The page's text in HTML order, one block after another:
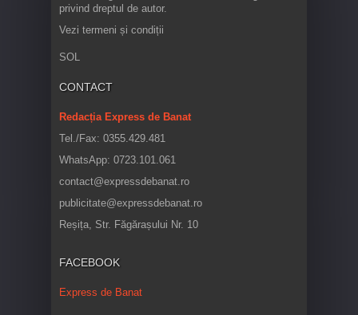
privind dreptul de autor.
Vezi termeni și condiții
SOL
CONTACT
Redacția Express de Banat
Tel./Fax: 0355.429.481
WhatsApp: 0723.101.061
contact@expressdebanat.ro
publicitate@expressdebanat.ro
Reșița, Str. Făgărașului Nr. 10
FACEBOOK
Express de Banat